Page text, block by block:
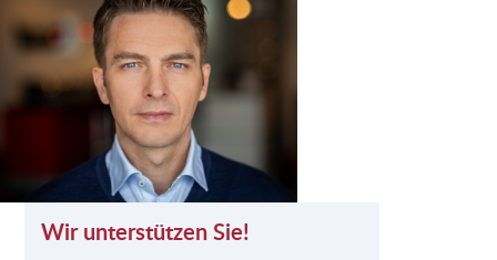
Wir unterstützen Sie!